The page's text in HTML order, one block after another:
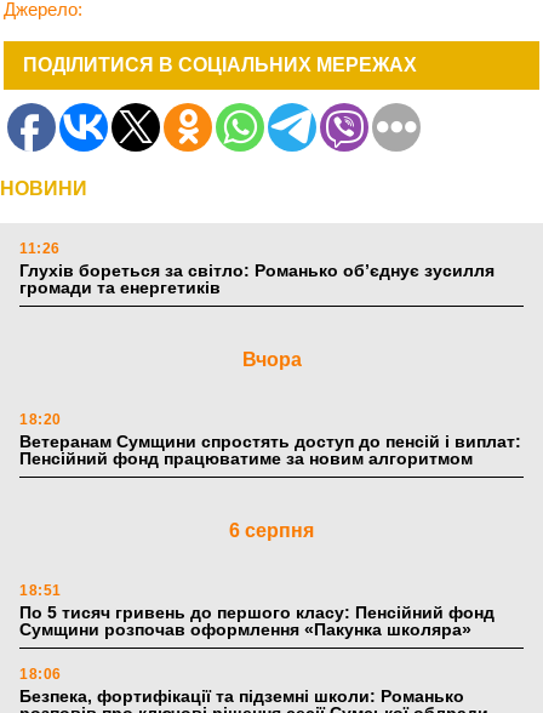
Джерело:
ПОДІЛИТИСЯ В СОЦІАЛЬНИХ МЕРЕЖАХ
НОВИНИ
11:26
Глухів бореться за світло: Романько об’єднує зусилля
громади та енергетиків
Вчора
18:20
Ветеранам Сумщини спростять доступ до пенсій і виплат:
Пенсійний фонд працюватиме за новим алгоритмом
6 серпня
18:51
По 5 тисяч гривень до першого класу: Пенсійний фонд
Сумщини розпочав оформлення «Пакунка школяра»
18:06
Безпека, фортифікації та підземні школи: Романько